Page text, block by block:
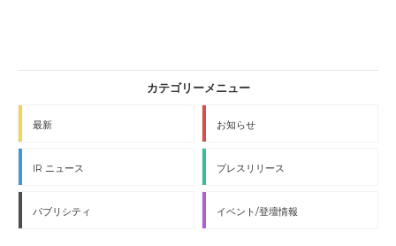
最新 お知らせ
IR ニュース プレスリリース
パブリシティ イベント/登壇情報